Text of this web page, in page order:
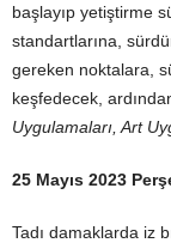
başlayıp yetiştirme
standartlarına,
gereken noktalara,
keşfedecek,
Uygulamaları, Art
25 Mayıs 2023
Tadı damaklarda iz